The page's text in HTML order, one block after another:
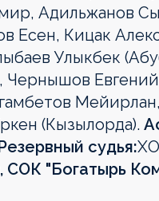
Адильжанов
Есен, Кицак
Улыкбек
Чернышов
(Кызылорда).
судья:
СОК "Богатырь